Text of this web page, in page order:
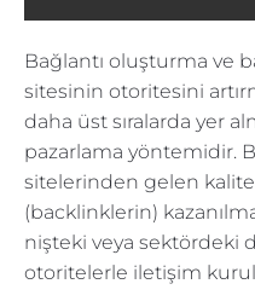
Bağlantı oluşturma ve
sitesinin otoritesini
daha üst sıralarda yer
pazarlama yöntemidir.
sitelerinden gelen
(backlinklerin)
nişteki veya sektördeki
otoritelerle iletişim